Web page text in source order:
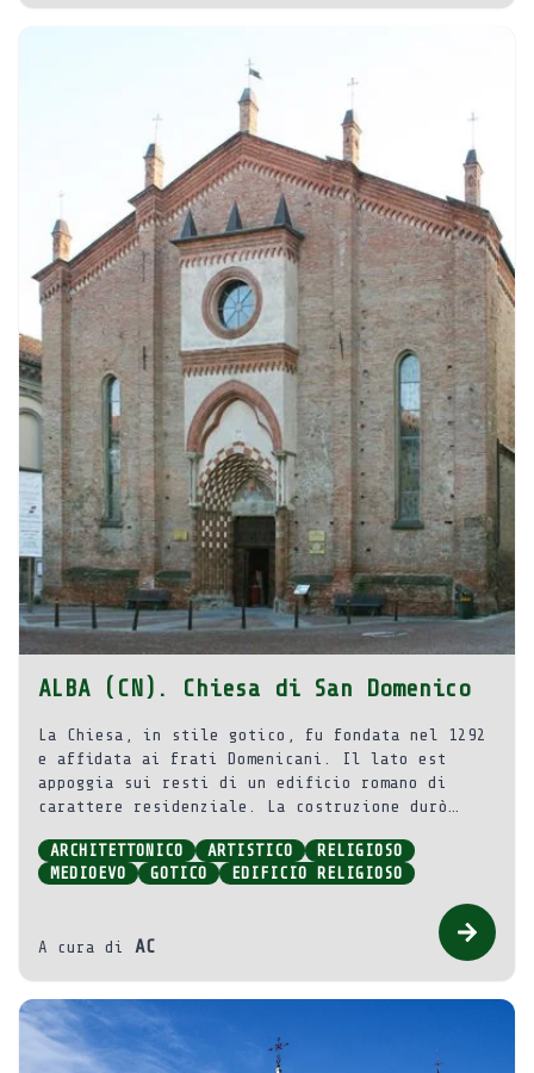
ALBA (CN). Chiesa di San Domenico
La Chiesa, in stile gotico, fu fondata nel 1292
e affidata ai frati Domenicani. Il lato est
appoggia sui resti di un edificio romano di
carattere residenziale. La costruzione durò
papa Eugenio IV concesse indulgenze per
raccogliere fondi per i lavori della fabbrica
periodo venne anche rimaneggiata in parte la
struttura, completata nel 1474.
ARCHITETTONICO ARTISTICO
RELIGIOSO
MEDIOEVO
GOTICO EDIFICIO RELIGIOSO
A cura di AC